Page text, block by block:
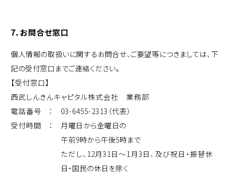
7．お問合せ窓口
個人情報の取扱いに関するお問合せ、ご要望等につきましては、下
記の受付窓口までご連絡ください。
【受付窓口】
西武しんきんキャピタル株式会社 業務部
電話番号 ： 03-6455-2313（代表）
受付時間 ： 月曜日から金曜日の
午前9時から午後5時まで
ただし、12月31日～1月3日、及び祝日・振替休
日・国民の休日を除く